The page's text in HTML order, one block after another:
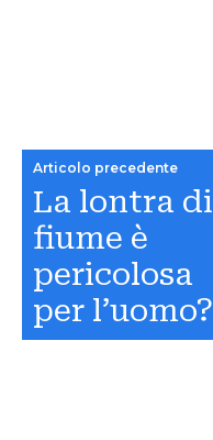
Articolo precedente
La lontra di
fiume è
pericolosa
per l’uomo?